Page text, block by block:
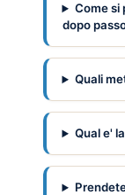
Come si
dopo
Quali
Qual e'